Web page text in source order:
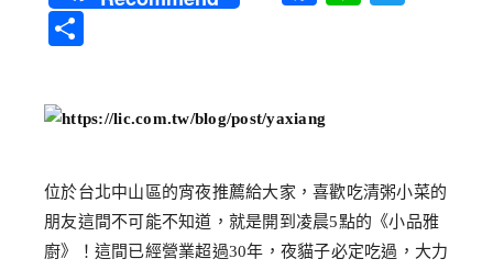
位於台北中山區的宵夜推薦給大家，喜歡吃清粥小菜的
朋友這間不可能不知道，就是開到凌晨5點的《小品雅
廚》！這間已經營業超過30年，夜貓子必定吃過，大力